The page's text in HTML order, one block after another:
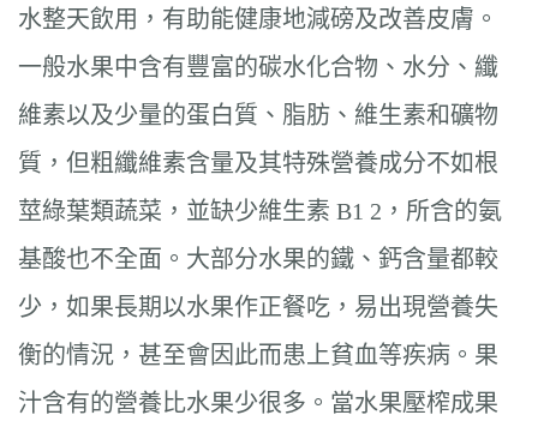
水整天飲用，有助能健康地減磅及改善皮膚。
一般水果中含有豐富的碳水化合物、水分、纖
維素以及少量的蛋白質、脂肪、維生素和礦物
質，但粗纖維素含量及其特殊營養成分不如根
莖綠葉類蔬菜，並缺少維生素 B1 2，所含的氨
基酸也不全面。大部分水果的鐵、鈣含量都較
少，如果長期以水果作正餐吃，易出現營養失
衡的情況，甚至會因此而患上貧血等疾病。果
汁含有的營養比水果少很多。當水果壓榨成果